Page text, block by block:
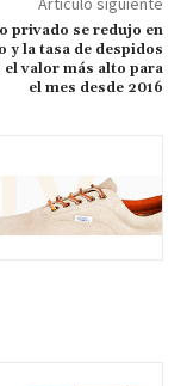
privado se redujo en
y la tasa de despidos
el valor más alto para
el mes desde 2016